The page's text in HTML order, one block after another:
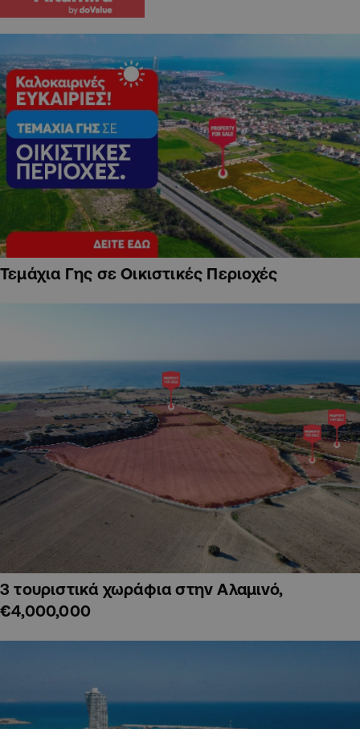
Τεμάχια Γης σε Οικιστικές Περιοχές
3 τουριστικά χωράφια στην Αλαμινό,
€4,000,000